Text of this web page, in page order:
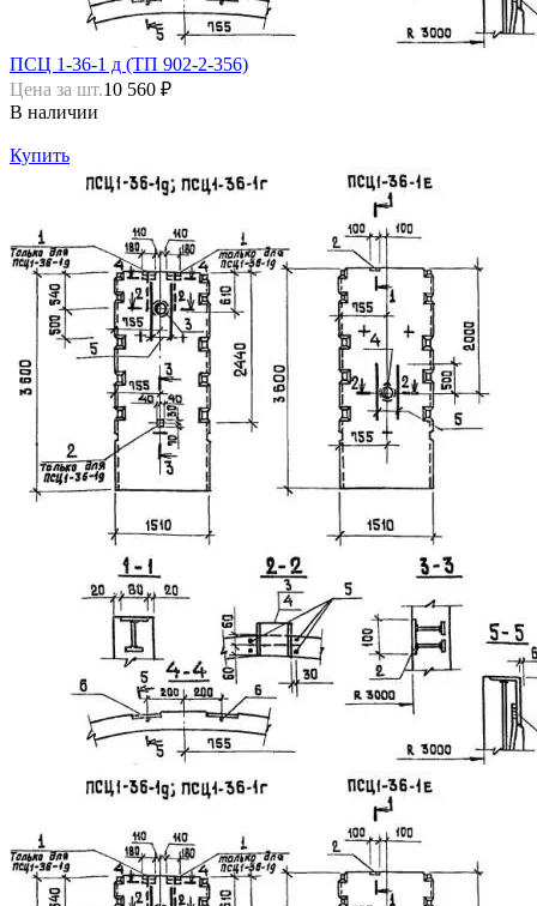
ПСЦ 1-36-1 д (ТП 902-2-356)
Цена за шт.10 560 ₽
В наличии
Купить